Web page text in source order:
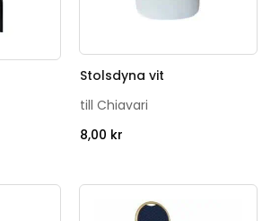
Stolsdyna vit
till Chiavari
8,00 kr